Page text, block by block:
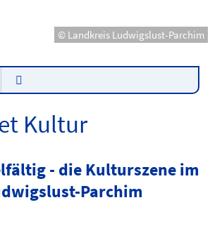
© Landkreis Ludwigslust-Parchim
Kultur
- die Kulturszene im
Parchim